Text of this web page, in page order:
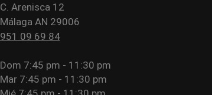
C. Arenisca 12
Málaga AN 29006
951 09 69 84
Dom 7:45 pm - 11:30 pm
Mar 7:45 pm - 11:30 pm